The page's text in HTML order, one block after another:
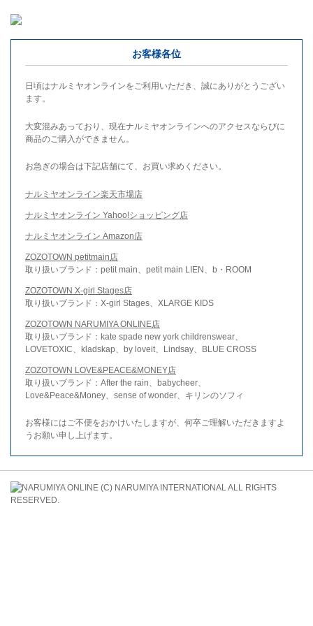
お客様各位
日頃はナルミヤオンラインをご利用いただき、誠にありがとうござい
ます。
大変混みあっており、現在ナルミヤオンラインへのアクセスならびに
商品のご購入ができません。
お急ぎの場合は下記店舗にて、お買い求めください。
ナルミヤオンライン楽天市場店
ナルミヤオンライン Yahoo!ショッピング店
ナルミヤオンライン Amazon店
ZOZOTOWN petitmain店
取り扱いブランド：petit main、petit main LIEN、b・ROOM
ZOZOTOWN X-girl Stages店
取り扱いブランド：X-girl Stages、XLARGE KIDS
ZOZOTOWN NARUMIYA ONLINE店
取り扱いブランド：kate spade new york childrenswear、
LOVETOXIC、kladskap、by loveit、Lindsay、BLUE CROSS
ZOZOTOWN LOVE&PEACE&MONEY店
取り扱いブランド：After the rain、babycheer、
Love&Peace&Money、sense of wonder、キリンのソフィ
お客様にはご不便をおかけいたしますが、何卒ご理解いただきますよ
うお願い申し上げます。